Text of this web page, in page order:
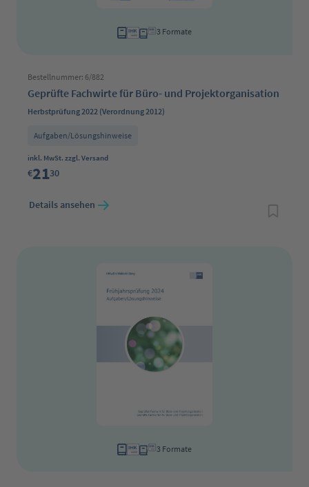
3 Formate
Bestellnummer: 6/882
Geprüfte Fachwirte für Büro- und Projektorganisation
Herbstprüfung 2022 (Verordnung 2012)
Aufgaben/Lösungshinweise
Regulärer Preis:
inkl. MwSt. zzgl. Versand
€2130
Details ansehen
3 Formate